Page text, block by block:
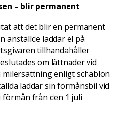
– blir permanent
att det blir en permanent
anställde laddar el på
tillhandahåller
om lättnader vid
enligt schablon
laddar sin förmånsbil vid
från den 1 juli